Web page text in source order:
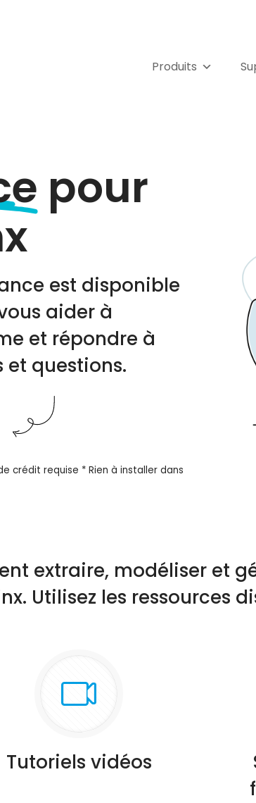
Produits
pour
est disponible
aider à
et répondre à
et questions.
crédit requise * Rien à installer dans
extraire, modéliser et
Utilisez les ressources
Tutoriels vidéos